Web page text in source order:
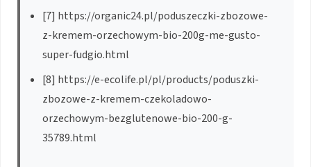
[7] https://organic24.pl/poduszeczki-zbozowe-
z-kremem-orzechowym-bio-200g-me-gusto-
super-fudgio.html
[8] https://e-ecolife.pl/pl/products/poduszki-
zbozowe-z-kremem-czekoladowo-
orzechowym-bezglutenowe-bio-200-g-
35789.html